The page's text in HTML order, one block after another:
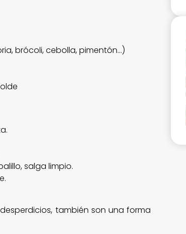
brócoli, cebolla, pimentón…)
salga limpio.
también son una forma